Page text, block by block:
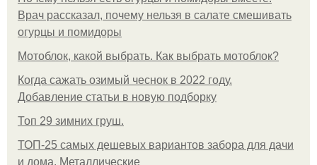
Врач рассказал, почему нельзя в салате смешивать
огурцы и помидоры
Мотоблок, какой выбрать. Как выбрать мотоблок?
Когда сажать озимый чеснок в 2022 году.
Добавление статьи в новую подборку
Топ 29 зимних груш.
ТОП-25 самых дешевых вариантов забора для дачи
и дома. Металлические